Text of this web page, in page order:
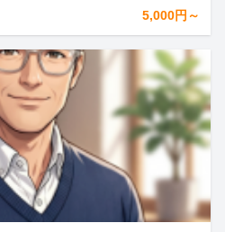
5,000円～